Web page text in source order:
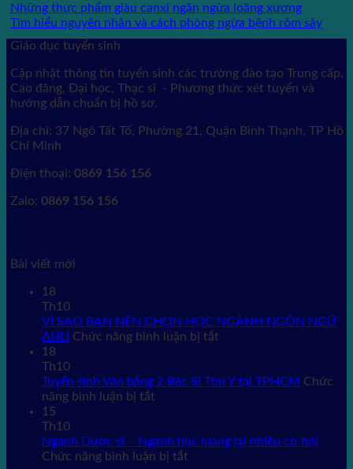
Những thực phẩm giàu canxi ngăn ngừa loãng xương
Tìm hiểu nguyên nhân và cách phòng ngừa bệnh rôm sảy
Giáo dục tuyển sinh
Cập nhật thông tin tuyển sinh các trường đào tạo Trung cấp,
Cao đăng, Đại học, Thạc sĩ - Phương thức xét tuyển và
hướng dẫn chuẩn bị hồ sơ.
Địa chỉ: 37 Ngô Tất Tố, Phường 21, Quận Bình Thạnh, TP Hồ
Chí Minh
Điện thoại: 0869 156 156
Zalo: 0869 156 156
Bài viết mới
18
Th10
VÌ SAO BẠN NÊN CHỌN HỌC NGÀNH NGÔN NGỮ
ANH Chức năng bình luận bị tắt
BẠN
NGÀNH
18
Th10
Tuyển sinh Văn bằng 2 Bác Sĩ Thú Y tại TPHCM Chức
năng bình luận bị tắt
Văn
bằng
15
Th10
Ngành Dược sĩ – Ngành học mang lại nhiều cơ hội
Chức năng bình luận bị tắt